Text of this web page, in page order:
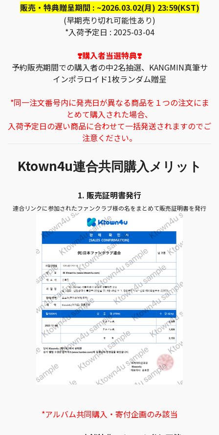
販売・特典贈呈期間 : ~2026.03.02(月) 23:59(KST)
(早期売り切れ可能性あり)
*入荷予定日 : 2025-03-04
❣️購入者当選特典❣️
予約販売期間での購入者の中2名抽選、KANGMIN真筆サ
インポラロイド1枚ランダム贈呈
*同一注文番号内に発売日が異なる商品を１つの注文にま
とめて購入された場合、
入荷予定日の遅い商品に合わせて一括発送されますのでご
注意ください。
Ktown4u連合共同購入メリット
1. 販売証明書発行
連合リンクに参加されたファンクラブ様の名をまとめて販売証明書を発行
*アルバム共同購入・寄付企画のみ該当